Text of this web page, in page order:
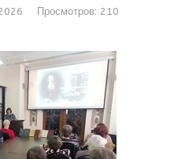
Просмотров: 210